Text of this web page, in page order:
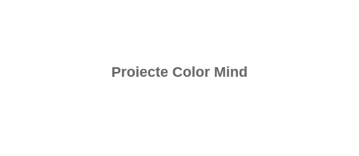
Proiecte Color Mind